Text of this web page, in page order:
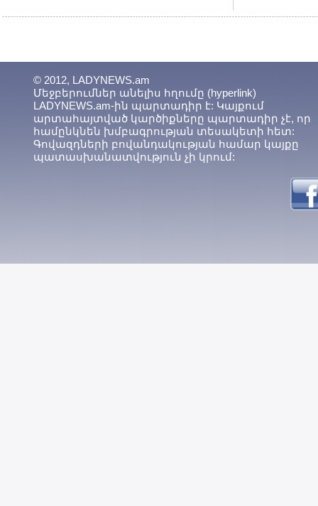
© 2012, LADYNEWS.am
Մեջբերումներ անելիս հղումը (hyperlink)
LADYNEWS.am-ին պարտադիր է: Կայքում
արտահայտված կարծիքները պարտադիր չէ, որ
համընկնեն խմբագրության տեսակետի հետ:
Գովազդների բովանդակության համար կայքը
պատասխանատվություն չի կրում: